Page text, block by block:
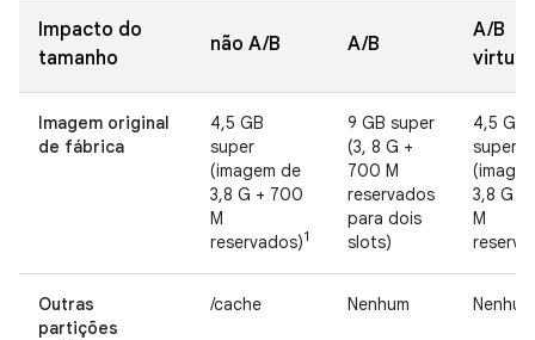
Impacto do
tamanho
não A/B A/B
A/B
virtual
Imagem original
de fábrica
4,5 GB
super
(imagem de
3,8 G + 700
M
reservados)1
9 GB super
(3, 8 G +
700 M
reservados
para dois
slots)
4,5 GB
super
3,8 G
M
Outras
partições
/cache Nenhum Nenhum